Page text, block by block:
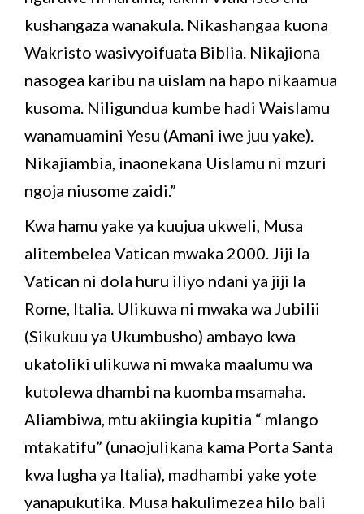
kushangaza wanakula. Nikashangaa kuona
Wakristo wasivyoifuata Biblia. Nikajiona
nasogea karibu na uislam na hapo nikaamua
kusoma. Niligundua kumbe hadi Waislamu
wanamuamini Yesu (Amani iwe juu yake).
Nikajiambia, inaonekana Uislamu ni mzuri
ngoja niusome zaidi.”
Kwa hamu yake ya kuujua ukweli, Musa
alitembelea Vatican mwaka 2000. Jiji la
Vatican ni dola huru iliyo ndani ya jiji la
Rome, Italia. Ulikuwa ni mwaka wa Jubilii
(Sikukuu ya Ukumbusho) ambayo kwa
ukatoliki ulikuwa ni mwaka maalumu wa
kutolewa dhambi na kuomba msamaha.
Aliambiwa, mtu akiingia kupitia “ mlango
mtakatifu” (unaojulikana kama Porta Santa
kwa lugha ya Italia), madhambi yake yote
yanapukutika. Musa hakulimezea hilo bali